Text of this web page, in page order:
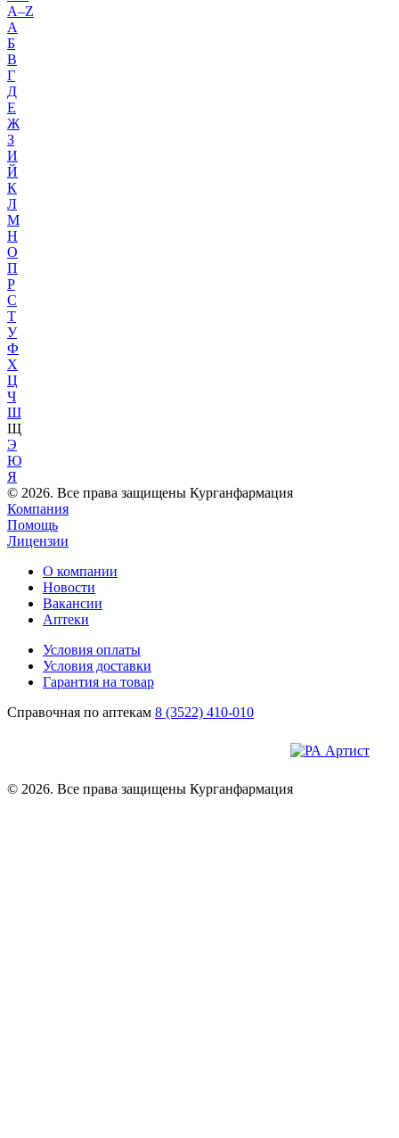
A–Z
А
Б
В
Г
Д
Е
Ж
З
И
Й
К
Л
М
Н
О
П
Р
С
Т
У
Ф
Х
Ц
Ч
Ш
Щ
Э
Ю
Я
© 2026. Все права защищены Курганфармация
Компания
Помощь
Лицензии
О компании
Новости
Вакансии
Аптеки
Условия оплаты
Условия доставки
Гарантия на товар
Справочная по аптекам 8 (3522) 410-010
© 2026. Все права защищены Курганфармация